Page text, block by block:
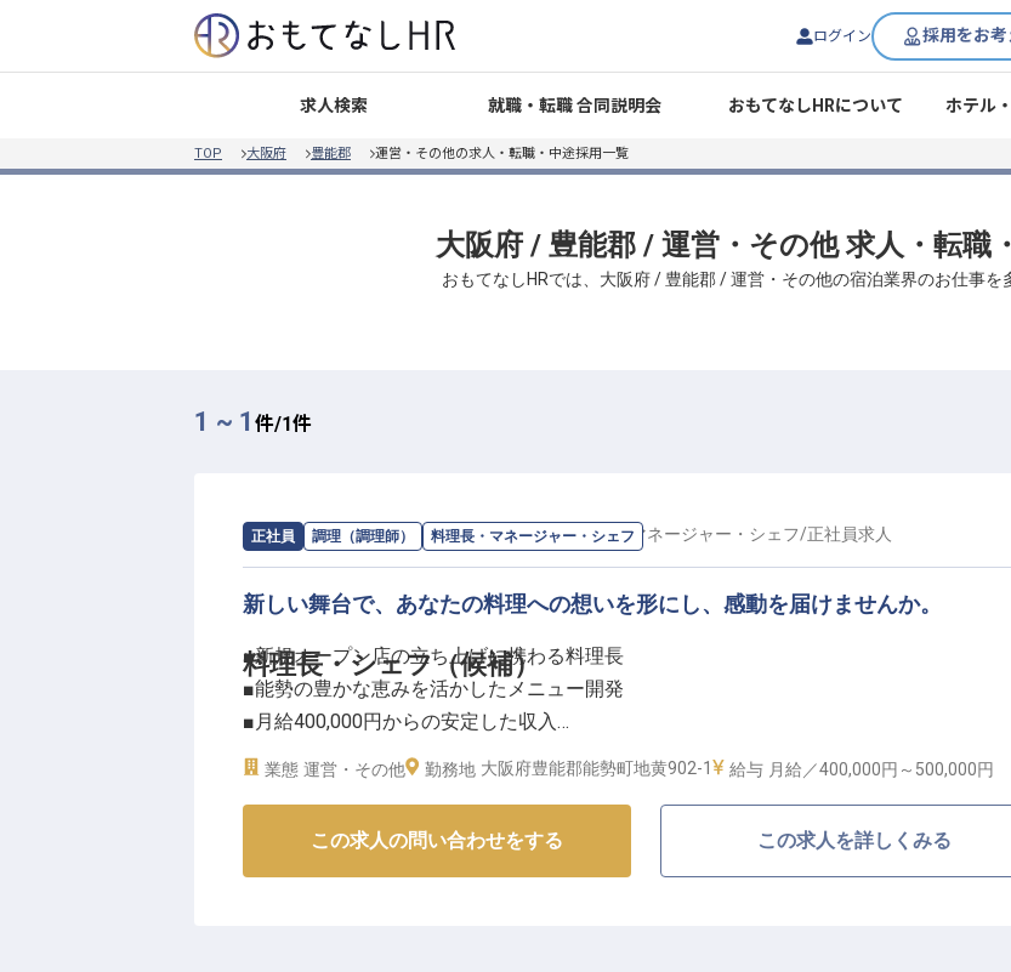
ログイン 採用をお
求人検索 就職・転職 合同説明会 おもてなしHRについて ホテル
TOP 大阪府 豊能郡 運営・その他の求人・転職・中途採用一覧
大阪府 / 豊能郡 / 運営・その他 求人・転職
おもてなしHRでは、大阪府 / 豊能郡 / 運営・その他の宿泊業界のお仕事を
1 ~ 1 件/1件
正社員 調理（調理師） 料理長・マネージャー・シェフ
料理長・シェフ（候補）
求人情報：有限会社木陰 NOSE BASEの料理長・マネージャー・シェフ/正社員求人
新しい舞台で、あなたの料理への想いを形にし、感動を届けませんか。
■新規オープン店の立ち上げに携わる料理長
■能勢の豊かな恵みを活かしたメニュー開発
■月給400,000円からの安定した収入
■週休2日制導入でプライベートも充実
2026年春にオープン予定の高級志向イタリアンレストランで、お客様の心に残る食体験
を創造する料理長を募集します。
業態 運営・その他 勤務地 大阪府豊能郡能勢町地黄902-1 給与 月給／400,000円～ 500,000円
この求人の問い合わせをする この求人を詳しくみる